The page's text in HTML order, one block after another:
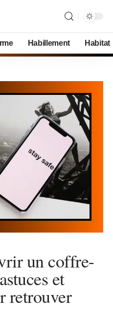
Habillement Habitat
un coffre-
et
retrouver